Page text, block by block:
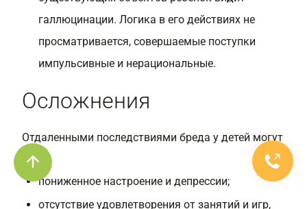
галлюцинации. Логика в его действиях не
просматривается, совершаемые поступки
импульсивные и нерациональные.
Осложнения
Отдаленными последствиями бреда у детей могут
быть:
пониженное настроение и депрессии;
отсутствие удовлетворения от занятий и игр,